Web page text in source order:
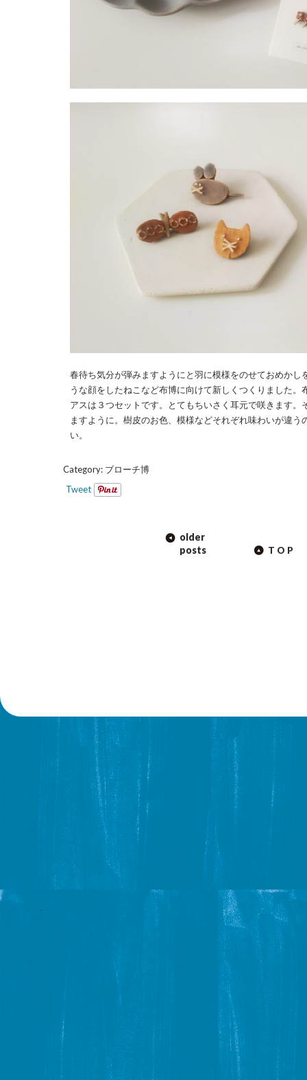
春待ち気分が弾みますようにと羽に模様をのせておめか
うな顔をしたねこなど布博に向けて新しくつくりました
アスは３つセットです。とてもちいさく耳元で咲きます
ますように。樹皮のお色、模様などそれぞれ味わいが違
い。
Category: ブローチ博
Tweet
older
posts
TOP